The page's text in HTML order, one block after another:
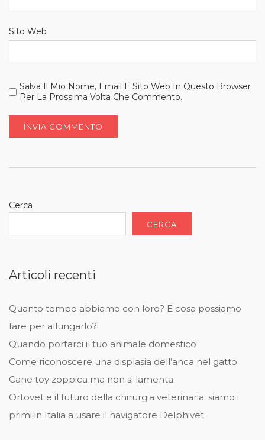
Sito Web
Salva Il Mio Nome, Email E Sito Web In Questo Browser
Per La Prossima Volta Che Commento.
Cerca
CERCA
Articoli recenti
Quanto tempo abbiamo con loro? E cosa possiamo
fare per allungarlo?
Quando portarci il tuo animale domestico
Come riconoscere una displasia dell’anca nel gatto
Cane toy zoppica ma non si lamenta
Ortovet e il futuro della chirurgia veterinaria: siamo i
primi in Italia a usare il navigatore Delphivet